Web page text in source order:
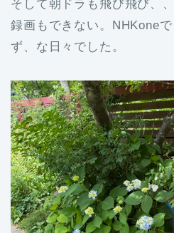
そして朝ドラも飛び飛び、
録画もできない。NHKone
ず、な日々でした。